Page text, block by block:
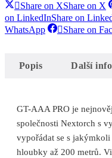
Share on XShare on X
on LinkedInShare on
WhatsApp
Share on
Popis Další
GT-AAA PRO je
společnosti Nextorch s
vypořádat se s
hloubky až 200 metrů.